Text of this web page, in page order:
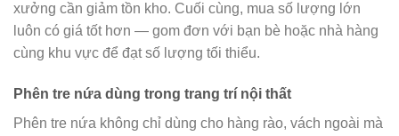
xưởng cần giảm tồn kho. Cuối cùng, mua số lượng lớn
luôn có giá tốt hơn — gom đơn với bạn bè hoặc nhà hàng
cùng khu vực để đạt số lượng tối thiểu.
Phên tre nứa dùng trong trang trí nội thất
Phên tre nứa không chỉ dùng cho hàng rào, vách ngoài mà